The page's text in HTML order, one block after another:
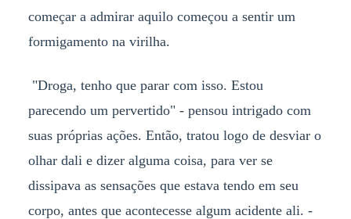
começar a admirar aquilo começou a sentir um
formigamento na virilha.
"Droga, tenho que parar com isso. Estou
parecendo um pervertido" - pensou intrigado com
suas próprias ações. Então, tratou logo de desviar o
olhar dali e dizer alguma coisa, para ver se
dissipava as sensações que estava tendo em seu
corpo, antes que acontecesse algum acidente ali. -